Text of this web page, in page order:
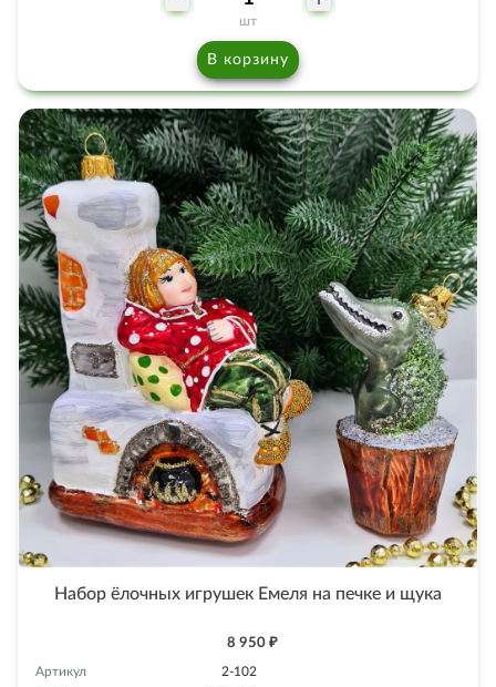
шт
В корзину
Набор ёлочных игрушек Емеля на печке и щука
8 950 ₽
Артикул
2-102